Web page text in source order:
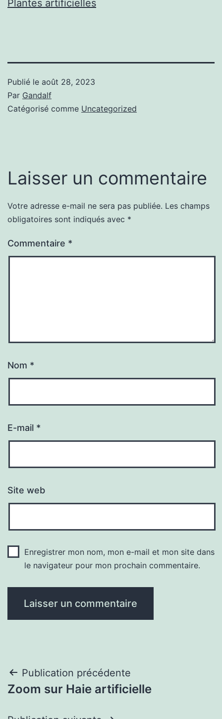
Plantes artificielles
Publié le août 28, 2023
Par Gandalf
Catégorisé comme Uncategorized
Laisser un commentaire
Votre adresse e-mail ne sera pas publiée. Les champs
obligatoires sont indiqués avec *
Commentaire *
Nom *
E-mail *
Site web
Enregistrer mon nom, mon e-mail et mon site dans
le navigateur pour mon prochain commentaire.
Navigation
de
Publication précédente
Zoom sur Haie artificielle